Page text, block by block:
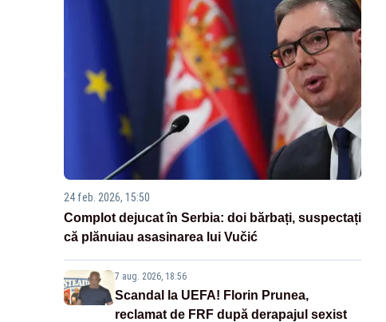
24 feb. 2026, 15:50
Complot dejucat în Serbia: doi bărbați, suspectați
că plănuiau asasinarea lui Vučić
7 aug. 2026, 18:56
Scandal la UEFA! Florin Prunea,
reclamat de FRF după derapajul sexist